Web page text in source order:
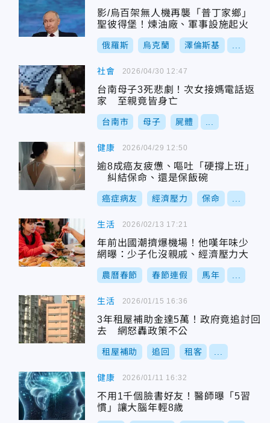
影/烏百架無人機再襲「普丁家鄉」
聖彼得堡！煉油廠、軍事設施起火
俄羅斯 烏克蘭 澤倫斯基
社會
台南母子3死悲劇！次女接媽電話返
家 至親竟皆身亡
台南市 母子 屍體
2026/04/30 12:47
健康
逾8成癌友疲憊、嘔吐「硬撐上班」
糾結保命、還是保飯碗
癌症病友 經濟壓力 保命
2026/04/29 12:50
生活
年前出國潮擠爆機場！他嘆年味少
網曝：少子化沒親戚、經濟壓力大
農曆春節 春節連假 馬年
2026/02/13 17:21
生活
3年租屋補助金達5萬！政府竟追討回
去 網怒轟政策不公
租屋補助 追回 租客
2026/01/15 16:36
健康
不用1千個臉書好友！醫師曝「5習
慣」讓大腦年輕8歲
2026/01/11 16:32